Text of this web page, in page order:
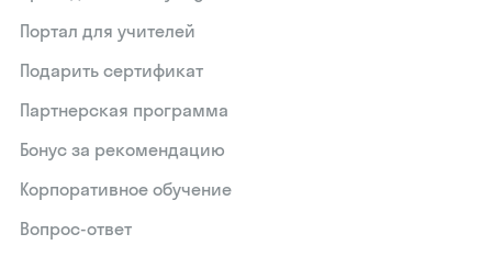
Портал для учителей
Подарить сертификат
Партнерская программа
Бонус за рекомендацию
Корпоративное обучение
Вопрос-ответ